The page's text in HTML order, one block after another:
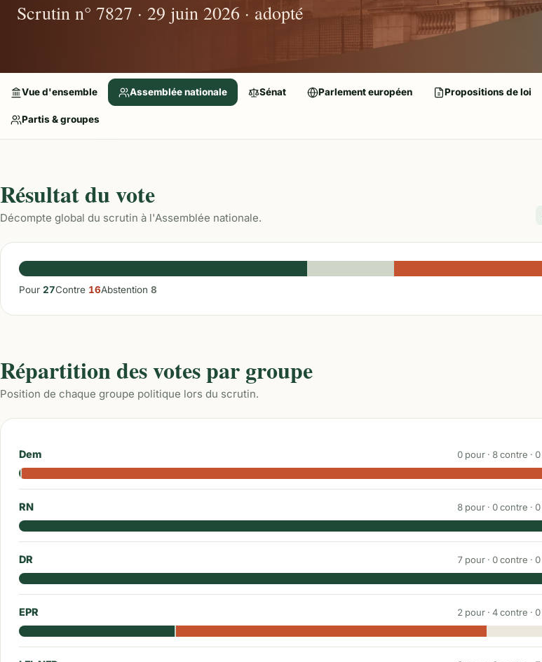
Scrutin n° 7827 · 29 juin 2026 · adopté
Vue d'ensemble Assemblée nationale Sénat Parlement européen Propositions de loi
Partis & groupes
Résultat du vote
Décompte global du scrutin à l'Assemblée nationale.
Pour 27Contre 16Abstention 8
Répartition des votes par groupe
Position de chaque groupe politique lors du scrutin.
Dem 0 pour · 8contre · 0
RN 8 pour · 0contre · 0
DR 7 pour · 0contre · 0
EPR 2 pour · 4contre · 0